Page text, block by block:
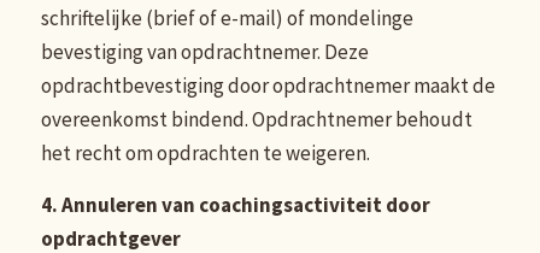
schriftelijke (brief of e-mail) of mondelinge
bevestiging van opdrachtnemer. Deze
opdrachtbevestiging door opdrachtnemer maakt de
overeenkomst bindend. Opdrachtnemer behoudt
het recht om opdrachten te weigeren.
4. Annuleren van coachingsactiviteit door
opdrachtgever